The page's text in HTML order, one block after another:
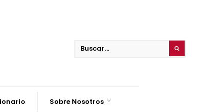
Sobre Nosotros